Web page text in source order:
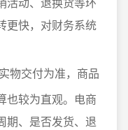
更快，对财务系统
物交付为准，商品
也较为直观。电商
期、是否发货、退